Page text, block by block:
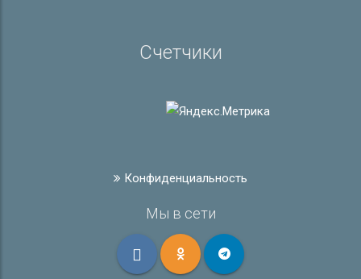
Счетчики
Конфиденциальность
Мы в сети